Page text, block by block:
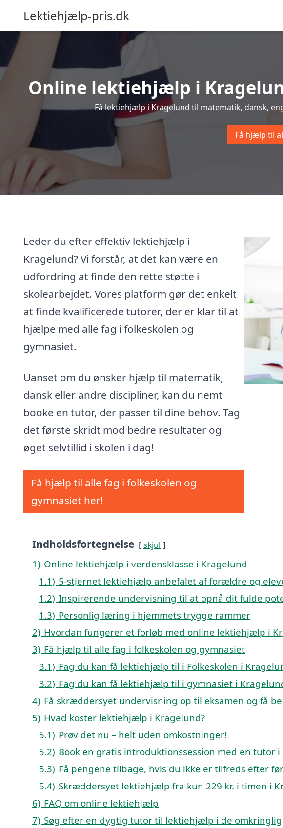
Lektiehjælp-pris.dk
Online lektiehjælp i
Få lektiehjælp i Kragelund til matematik, dansk,
Få hjælp til
Leder du efter effektiv lektiehjælp i
Kragelund? Vi forstår, at det kan være en
udfordring at finde den rette støtte i
skolearbejdet. Vores platform gør det enkelt
at finde kvalificerede tutorer, der er klar til at
hjælpe med alle fag i folkeskolen og
gymnasiet.
Uanset om du ønsker hjælp til matematik,
dansk eller andre discipliner, kan du nemt
booke en tutor, der passer til dine behov. Tag
det første skridt mod bedre resultater og
øget selvtillid i skolen i dag!
Få hjælp til alle fag i folkeskolen og
gymnasiet her!
Indholdsfortegnelse skjul
1) Online lektiehjælp i verdensklasse i Kragelund
1.1) 5-stjernet lektiehjælp anbefalet af forældre og
1.2) Inspirerende undervisning til at opnå dit fulde
1.3) Personlig læring i hjemmets trygge rammer
2) Hvordan fungerer et forløb med online lektiehjælp i
3) Få hjælp til alle fag i folkeskolen og gymnasiet
3.1) Fag du kan få lektiehjælp til i Folkeskolen i
3.2) Fag du kan få lektiehjælp til i gymnasiet i
4) Få skræddersyet undervisning op til eksamen og få
5) Hvad koster lektiehjælp i Kragelund?
5.1) Prøv det nu – helt uden omkostninger!
5.2) Book en gratis introduktionssession med en tutor i
5.3) Få pengene tilbage, hvis du ikke er tilfreds efter
5.4) Skræddersyet lektiehjælp fra kun 229 kr. i timen i
6) FAQ om online lektiehjælp
7) Søg efter en dygtig tutor til lektiehjælp i de